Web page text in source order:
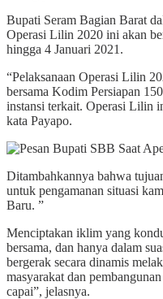
Bupati Seram Bagian Barat
Operasi Lilin 2020 ini akan
hingga 4 Januari 2021.
“Pelaksanaan Operasi Lilin
bersama Kodim Persiapan
instansi terkait. Operasi Lilin
kata Payapo.
Ditambahkannya bahwa
untuk pengamanan situasi
Baru. ”
Menciptakan iklim yang
bersama, dan hanya dalam
bergerak secara dinamis
masyarakat dan
capai”, jelasnya.